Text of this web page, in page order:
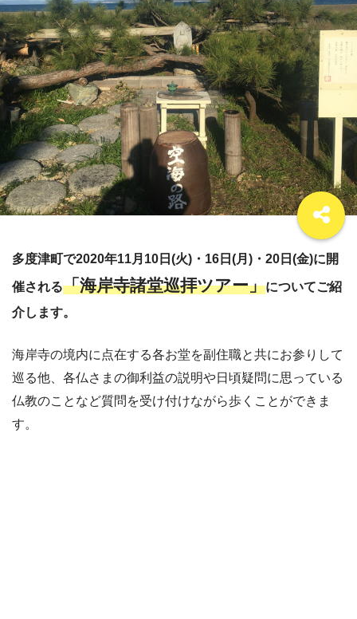
多度津町で2020年11月10日(火)・16日(月)・20日(金)に開
催される「海岸寺諸堂巡拝ツアー」についてご紹
介します。
海岸寺の境内に点在する各お堂を副住職と共にお参りして
巡る他、各仏さまの御利益の説明や日頃疑問に思っている
仏教のことなど質問を受け付けながら歩くことができま
す。